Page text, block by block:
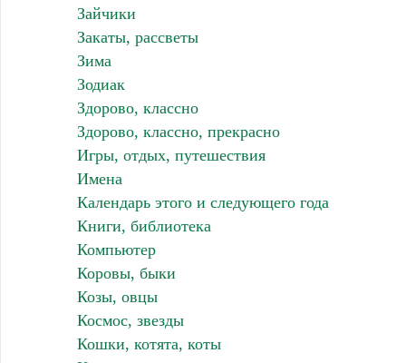
Зайчики
Закаты, рассветы
Зима
Зодиак
Здорово, классно
Здорово, классно, прекрасно
Игры, отдых, путешествия
Имена
Календарь этого и следующего года
Книги, библиотека
Компьютер
Коровы, быки
Козы, овцы
Космос, звезды
Кошки, котята, коты